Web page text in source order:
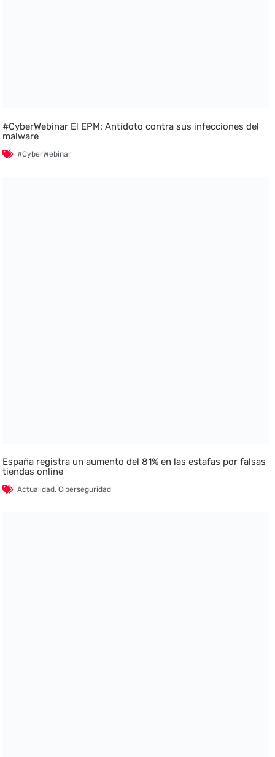
#CyberWebinar El EPM: Antídoto contra sus infecciones del
malware
#CyberWebinar
España registra un aumento del 81% en las estafas por falsas
tiendas online
Actualidad,Ciberseguridad